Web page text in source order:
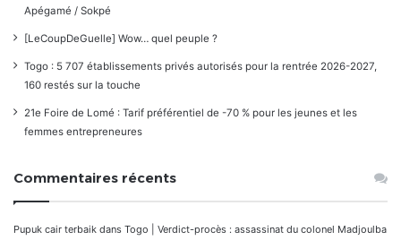
Apégamé / Sokpé
[LeCoupDeGuelle] Wow… quel peuple ?
Togo : 5 707 établissements privés autorisés pour la rentrée 2026-2027,
160 restés sur la touche
21e Foire de Lomé : Tarif préférentiel de -70 % pour les jeunes et les
femmes entrepreneures
Commentaires récents
Pupuk cair terbaik dans Togo | Verdict-procès : assassinat du colonel Madjoulba